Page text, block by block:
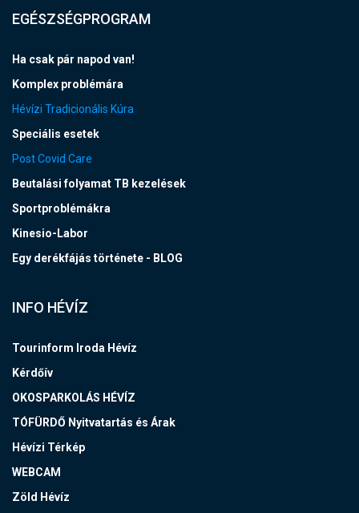
EGÉSZSÉGPROGRAM
Ha csak pár napod van!
Komplex problémára
Hévízi Tradicionális Kúra
Speciális esetek
Post Covid Care
Beutalási folyamat TB kezelések
Sportproblémákra
Kinesio-Labor
Egy derékfájás története - BLOG
INFO HÉVÍZ
Tourinform Iroda Hévíz
Kérdőív
OKOSPARKOLÁS HÉVÍZ
TÓFÜRDŐ Nyitvatartás és Árak
Hévízi Térkép
WEBCAM
Zöld Hévíz